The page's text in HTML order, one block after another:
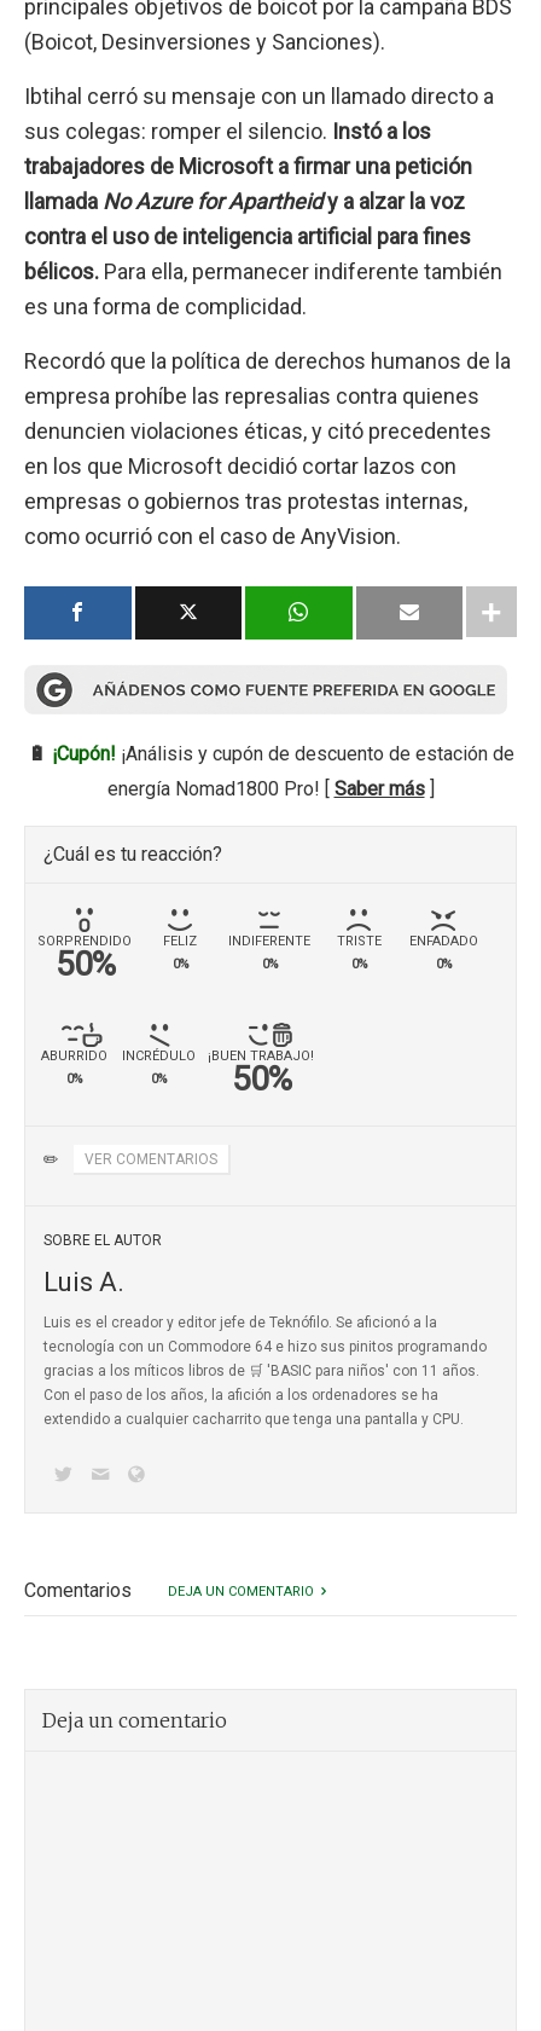
principales objetivos de boicot por la campaña BDS
(Boicot, Desinversiones y Sanciones).
Ibtihal cerró su mensaje con un llamado directo a
sus colegas: romper el silencio. Instó a los
trabajadores de Microsoft a firmar una petición
llamada No Azure for Apartheidy a alzar la voz
contra el uso de inteligencia artificial para fines
bélicos. Para ella, permanecer indiferente también
es una forma de complicidad.
Recordó que la política de derechos humanos de la
empresa prohíbe las represalias contra quienes
denuncien violaciones éticas, y citó precedentes
en los que Microsoft decidió cortar lazos con
empresas o gobiernos tras protestas internas,
como ocurrió con el caso de AnyVision.
🔋 ¡Cupón! ¡Análisis y cupón de descuento de estación de
energía Nomad1800 Pro! [ Saber más]
¿Cuál es tu reacción?
SORPRENDIDO
50%
FELIZ
0%
INDIFERENTE
0%
TRISTE
0%
ENFADADO
0%
ABURRIDO
0%
INCRÉDULO
0%
¡BUEN TRABAJO!
50%
✏️ VER COMENTARIOS
SOBRE EL AUTOR
Luis A.
Luis es el creador y editor jefe de Teknófilo. Se aficionó a la
tecnología con un Commodore 64 e hizo sus pinitos programando
gracias a los míticos libros de 🛒 'BASIC para niños' con 11 años.
Con el paso de los años, la afición a los ordenadores se ha
extendido a cualquier cacharrito que tenga una pantalla y CPU.
Comentarios DEJA UN COMENTARIO
Deja un comentario